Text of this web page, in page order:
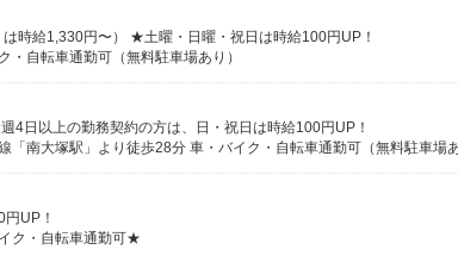
時給1,330円〜） ★土曜・日曜・祝日は時給100円UP！
自転車通勤可（無料駐車場あり）
日以上の勤務契約の方は、日・祝日は時給100円UP！
「南大塚駅」より徒歩28分 車・バイク・自転車通勤可（無料駐車場
UP！
ク・自転車通勤可★